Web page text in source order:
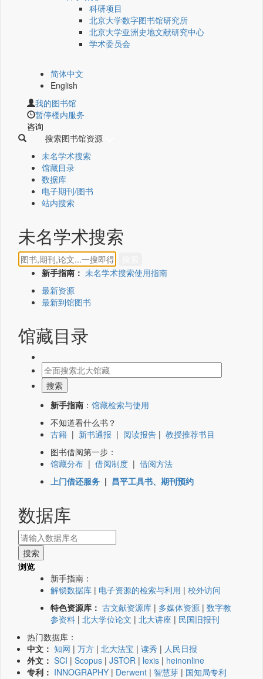
科研项目
北京大学数字图书馆研究所
北京大学亚洲史地文献研究中心
学术委员会
简体中文
English
我的图书馆
暂停楼内服务
咨询
搜索图书馆资源
未名学术搜索
馆藏目录
数据库
电子期刊/图书
站内搜索
未名学术搜索
新手指南： 未名学术搜索使用指南
最新资源
最新到馆图书
馆藏目录
新手指南 ： 馆藏检索与使用
不知道看什么书？
古籍 | 新书通报 | 阅读报告 | 教授推荐书目
图书借阅第一步：
馆藏分布 | 借阅制度 | 借阅方法
上门借还服务 | 昌平工具书、期刊预约
数据库
浏览
新手指南：
解锁数据库 | 电子资源的检索与利用 | 校外访问
特色资源库： 古文献资源库 | 多媒体资源 | 数字教
参资料 | 北大学位论文 | 北大讲座 | 民国旧报刊
热门数据库：
中文： 知网 | 万方 | 北大法宝 | 读秀 | 人民日报
外文： SCI | Scopus | JSTOR | lexis | heinonline
专利： INNOGRAPHY | Derwent | 智慧芽 | 国知局专利